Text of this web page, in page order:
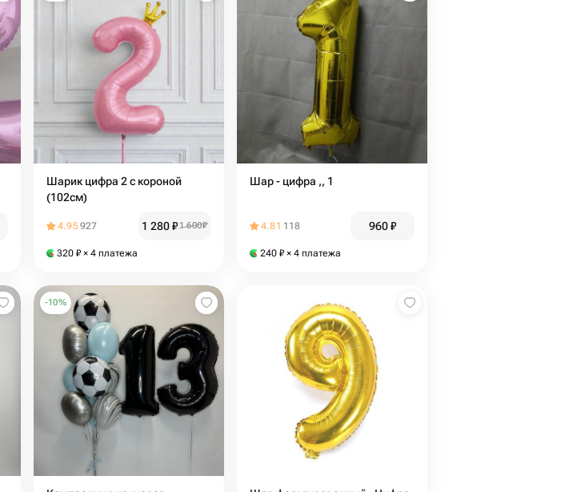
Шарик цифра 2 с короной
(102см)
4.95927 1 280₽1 600₽
320 ₽ × 4 платежа
Шар - цифра ,, 1
4.81 118 960₽
240 ₽ × 4 платежа
-10%